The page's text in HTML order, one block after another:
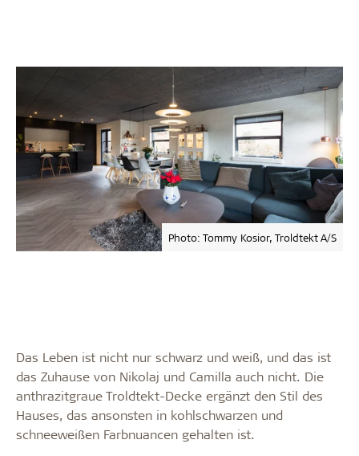
Photo: Tommy Kosior, Troldtekt A/S
Das Leben ist nicht nur schwarz und weiß, und das ist
das Zuhause von Nikolaj und Camilla auch nicht. Die
anthrazitgraue Troldtekt-Decke ergänzt den Stil des
Hauses, das ansonsten in kohlschwarzen und
schneeweißen Farbnuancen gehalten ist.